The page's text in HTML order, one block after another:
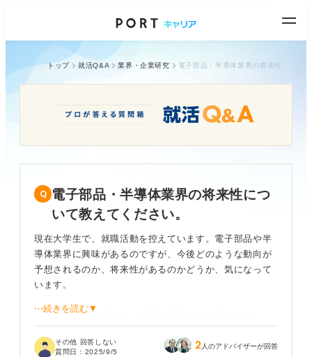
トップ 就活Q&A 業界・企業研究
電子部品・半導体業界の将来性につ
いて教えてください。
現在大学生で、就職活動を控えています。電子部品や半
導体業界に興味があるのですが、今後どのような動向が
予想されるのか、将来性があるのかどうか、気になって
います。
ニュースなどを見ると、半導体不足や地政学リスクな
新しい技術の発展には不可欠な存在だと感じています。
⋯続きを読む▼
その他 回答しない
質問日： 2025/9/5 2 人のアドバイザーが回答